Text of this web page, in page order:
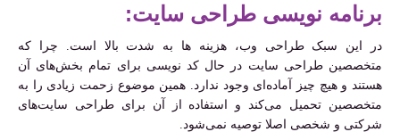
برنامه نویسی طراحی سایت:
در این سبک طراحی وب، هزینه ها به شدت بالا است. چرا که
متخصصین طراحی سایت در حال کد نویسی برای تمام بخش‌های آن
هستند و هیچ چیز آماده‌ای وجود ندارد. همین موضوع زحمت زیادی را به
متخصصین تحمیل می‌کند و استفاده از آن برای طراحی سایت‌های
شرکتی و شخصی اصلا توصیه نمی‌شود.